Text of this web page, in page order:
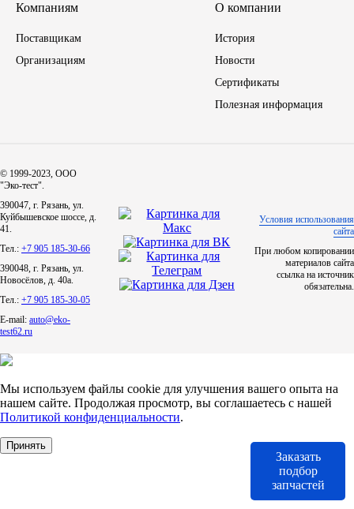
Тара, автотара
Прочие товары
Компаниям
Поставщикам
Организациям
О компании
История
Новости
Сертификаты
Полезная информация
© 1999-2023, ООО
"Эко-тест".
390047, г. Рязань, ул.
Куйбышевское шоссе, д.
41.
Тел.: +7 905 185-30-66
390048, г. Рязань, ул.
Новосёлов, д. 40а.
Тел.: +7 905 185-30-05
E-mail: auto@eko-
test62.ru
Условия использования
сайта
При любом копировании
материалов сайта
ссылка на источник
обязательна.
Заказать
подбор
запчастей
Мы используем файлы cookie для улучшения вашего опыта на
нашем сайте. Продолжая просмотр, вы соглашаетесь с нашей
Политикой конфиденциальности.
Принять